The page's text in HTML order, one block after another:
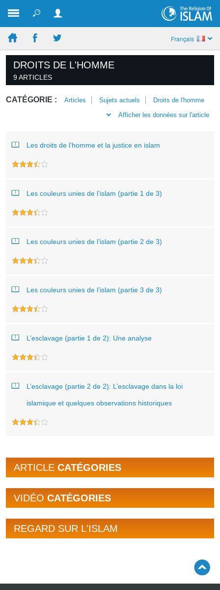
Français
DROITS DE L'HOMME
9 ARTICLES
CATÉGORIE : Articles Sujets actuels
Droits de l'homme
Afficher les données sur l'article
Les droits de l’homme et la justice en islam
Les couleurs unies de l’islam (partie 1 de 3)
Les couleurs unies de l’islam (partie 2 de 3)
Les couleurs unies de l’islam (partie 3 de 3)
L’esclavage (partie 1 de 2): Une analyse
L’esclavage (partie 2 de 2): L’esclavage dans la loi
islamique et quelques observations historiques
ARTICLE CATÉGORIES
VIDÉO CATÉGORIES
REGARD SUR L'ISLAM